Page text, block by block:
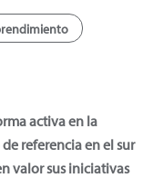
activa en la
referencia en el sur
valor sus iniciativas